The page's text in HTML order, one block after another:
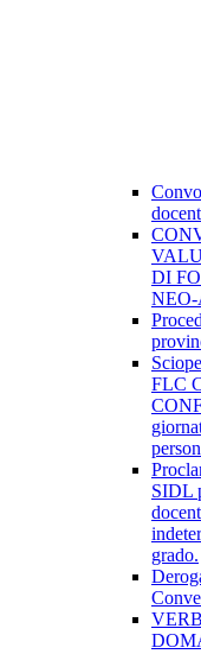
DI
NEO-
FLC
SIDL
grado.